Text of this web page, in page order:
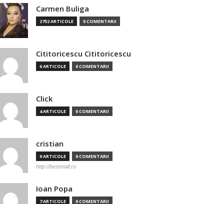
Carmen Buliga
2752 ARTICOLE 0 COMENTARII
Cititoricescu Cititoricescu
6 ARTICOLE 0 COMENTARII
Click
4 ARTICOLE 0 COMENTARII
cristian
9 ARTICOLE 0 COMENTARII
http://bestmall.ro
Ioan Popa
7 ARTICOLE 0 COMENTARII